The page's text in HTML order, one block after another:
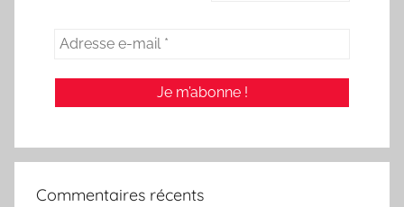
Commentaires récents